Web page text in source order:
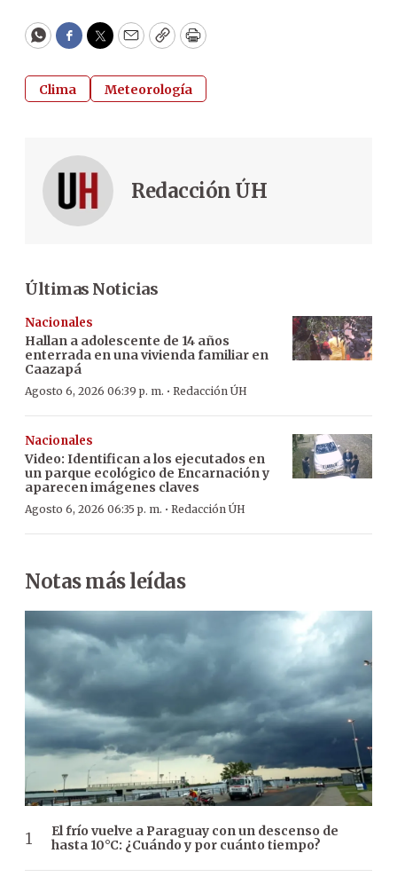
WhatsApp
Facebook
Twitter
EmailCopyPrint
Clima Meteorología
Redacción ÚH
Últimas Noticias
Nacionales
Hallan a adolescente de 14 años
enterrada en una vivienda familiar en
Caazapá
Agosto 6, 2026 06:39 p. m. · Redacción ÚH
Nacionales
Video: Identifican a los ejecutados en
un parque ecológico de Encarnación y
aparecen imágenes claves
Agosto 6, 2026 06:35 p. m. · Redacción ÚH
Notas más leídas
El frío vuelve a Paraguay con un descenso de
hasta 10°C: ¿Cuándo y por cuánto tiempo?